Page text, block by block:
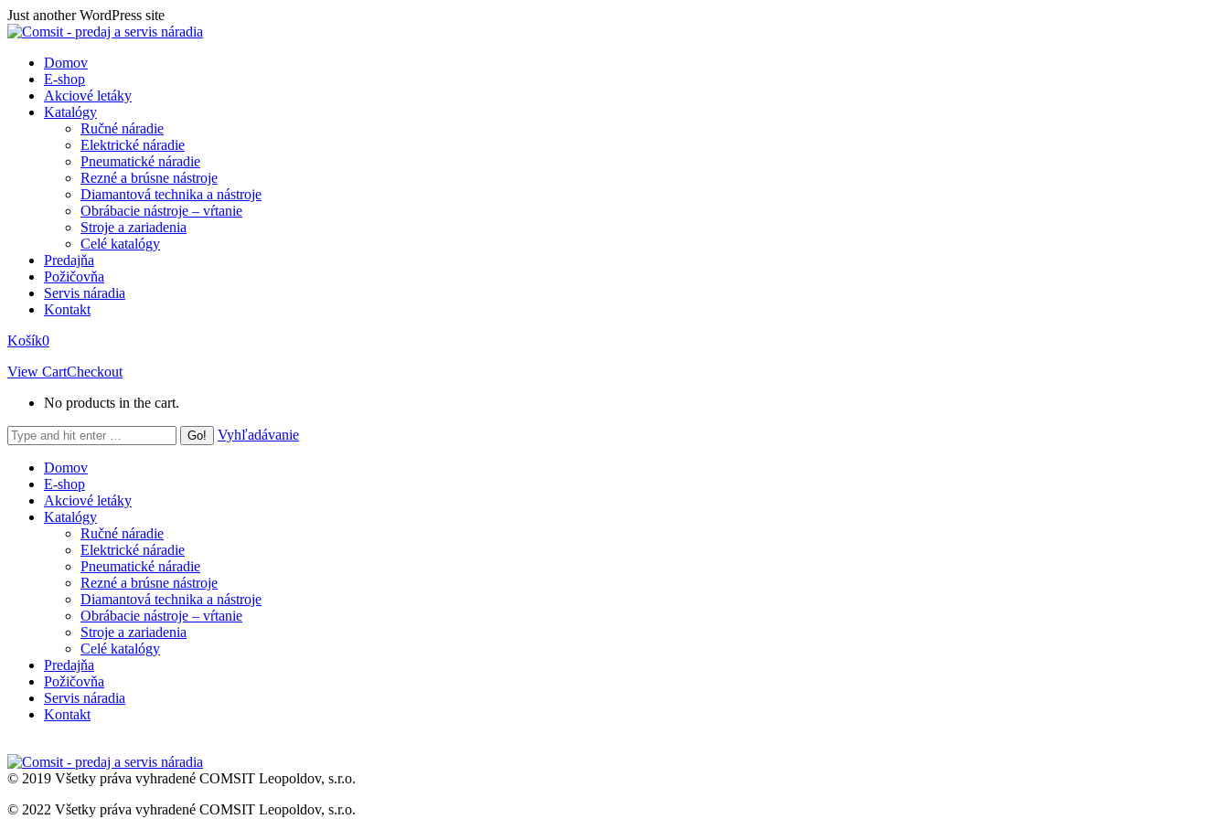
Skip
to
Just another WordPress site
Domov
E-shop
Akciové letáky
Katalógy
Ručné náradie
Elektrické náradie
Pneumatické náradie
Rezné a brúsne nástroje
Diamantová technika a nástroje
Obrábacie nástroje – vŕtanie
Stroje a zariadenia
Celé katalógy
Predajňa
Požičovňa
Servis náradia
Kontakt
Košík0
View CartCheckout
No products in the cart.
Search:
Vyhľadávanie
Domov
E-shop
Akciové letáky
Katalógy
Ručné náradie
Elektrické náradie
Pneumatické náradie
Rezné a brúsne nástroje
Diamantová technika a nástroje
Obrábacie nástroje – vŕtanie
Stroje a zariadenia
Celé katalógy
Predajňa
Požičovňa
Servis náradia
Kontakt
© 2019 Všetky práva vyhradené COMSIT Leopoldov, s.r.o.
© 2022 Všetky práva vyhradené COMSIT Leopoldov, s.r.o.